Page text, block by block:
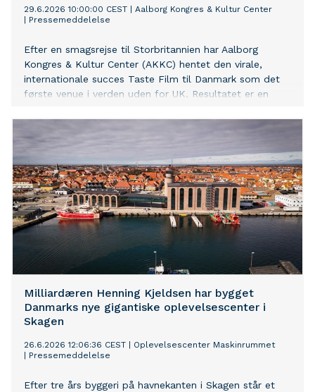
29.6.2026 10:00:00 CEST
Aalborg Kongres & Kultur Center
Pressemeddelelse
Efter en smagsrejse til Storbritannien har Aalborg
Kongres & Kultur Center (AKKC) hentet den virale,
internationale succes Taste Film til Danmark som det
første venue i verden uden for UK. Resultatet er en
smager den. Bogstavelig talt.
Milliardæren Henning Kjeldsen har bygget
Danmarks nye gigantiske oplevelsescenter i
Skagen
26.6.2026 12:06:36 CEST
Oplevelsescenter Maskinrummet
Pressemeddelelse
Efter tre års byggeri på havnekanten i Skagen står et